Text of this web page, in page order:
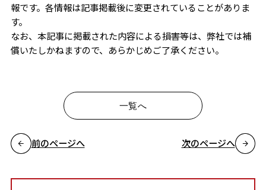
報です。各情報は記事掲載後に変更されていることがありま
す。
なお、本記事に掲載された内容による損害等は、弊社では補
償いたしかねますので、あらかじめご了承ください。
前のページへ
一覧へ
次のページへ